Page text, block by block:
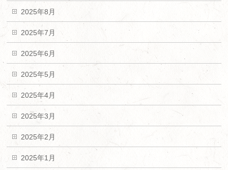
2025年8月
2025年7月
2025年6月
2025年5月
2025年4月
2025年3月
2025年2月
2025年1月